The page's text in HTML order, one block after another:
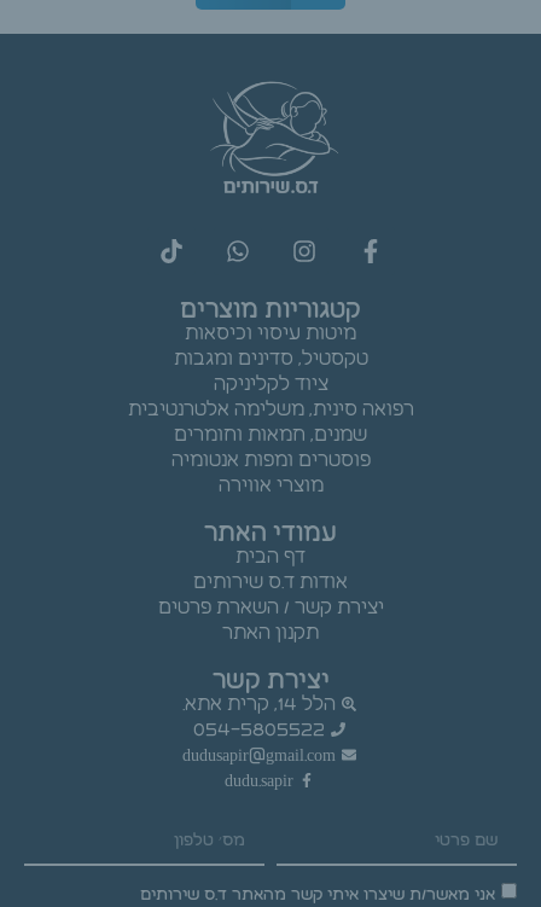
קטגוריות מוצרים
מיטות עיסוי וכיסאות
טקסטיל, סדינים ומגבות
ציוד לקליניקה
רפואה סינית, משלימה אלטרנטיבית
שמנים, חמאות וחומרים
פוסטרים ומפות אנטומיה
מוצרי אווירה
עמודי האתר
דף הבית
אודות ד.ס שירותים
יצירת קשר / השארת פרטים
תקנון האתר
יצירת קשר
הלל 14, קרית אתא.
054-5805522
dudusapir@gmail.com
dudu.sapir
אני מאשר/ת שיצרו איתי קשר מהאתר ד.ס שירותים